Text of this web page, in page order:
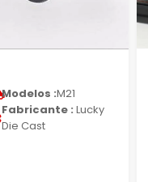
Modelos :M21
Fabricante : Lucky
Die Cast